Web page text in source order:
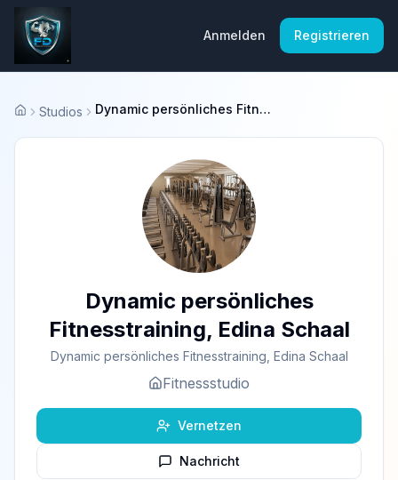
Anmelden Registrieren
Startseite
Studios Dynamic persönliches Fitnesstraining, Edina Schaal
Dynamic persönliches
Fitnesstraining, Edina Schaal
Dynamic persönliches Fitnesstraining, Edina Schaal
Fitnessstudio
Vernetzen
Nachricht